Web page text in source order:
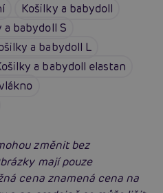
Košilky a babydoll
a babydoll S
a babydoll L
a babydoll elastan
změnit bez
mají pouze
cena znamená cena na